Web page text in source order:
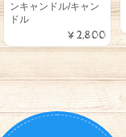
ンキャンドル/キャン
ドル
¥2,800